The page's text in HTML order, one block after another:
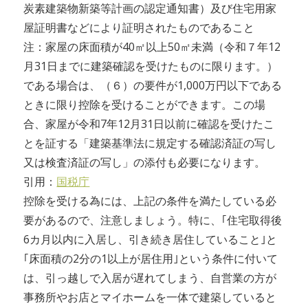
炭素建築物新築等計画の認定通知書）及び住宅用家
屋証明書などにより証明されたものであること
注：家屋の床面積が40㎡以上50㎡未満（令和７年12
月31日までに建築確認を受けたものに限ります。）
である場合は、（６）の要件が1,000万円以下である
ときに限り控除を受けることができます。この場
合、家屋が令和7年12月31日以前に確認を受けたこ
とを証する「建築基準法に規定する確認済証の写し
又は検査済証の写し」の添付も必要になります。
引用： 国税庁
控除を受ける為には、上記の条件を満たしている必
要があるので、注意しましょう。特に、｢住宅取得後
6カ月以内に入居し、引き続き居住していること｣と
｢床面積の2分の1以上が居住用｣という条件に付いて
は、引っ越しで入居が遅れてしまう、自営業の方が
事務所やお店とマイホームを一体で建築していると